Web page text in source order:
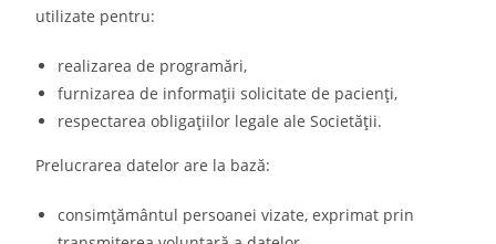
utilizate pentru:
realizarea de programări,
furnizarea de informații solicitate de pacienți,
respectarea obligațiilor legale ale Societății.
Prelucrarea datelor are la bază:
consimțământul persoanei vizate, exprimat prin